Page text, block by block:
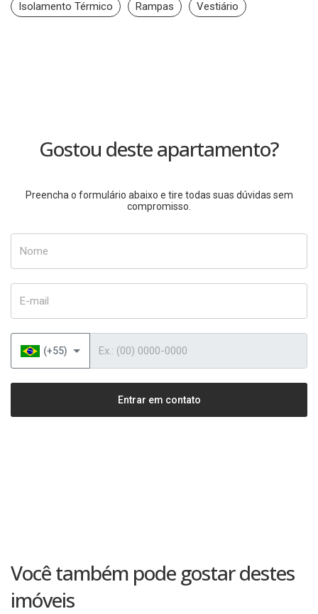
Isolamento Térmico Rampas Vestiário
Gostou deste apartamento?
Preencha o formulário abaixo e tire todas suas dúvidas sem
compromisso.
(+55)
Entrar em contato
Você também pode gostar destes
imóveis